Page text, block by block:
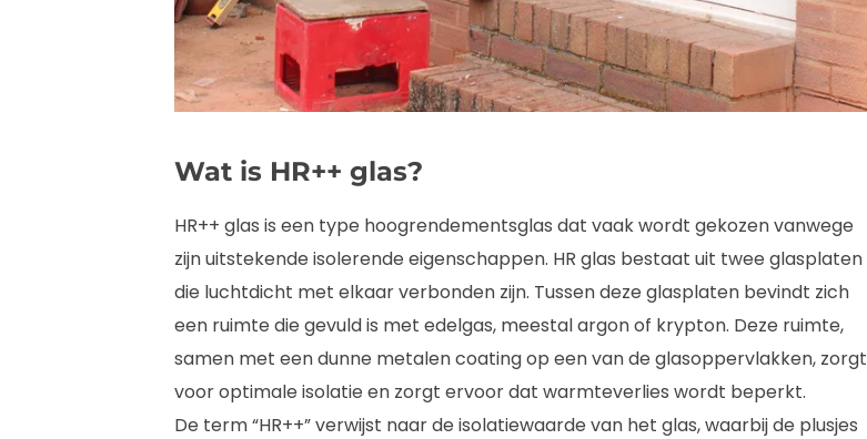
Wat is HR++ glas?
HR++ glas is een type hoogrendementsglas dat vaak wordt gekozen vanwege
zijn uitstekende isolerende eigenschappen. HR glas bestaat uit twee glasplaten
die luchtdicht met elkaar verbonden zijn. Tussen deze glasplaten bevindt zich
een ruimte die gevuld is met edelgas, meestal argon of krypton. Deze ruimte,
samen met een dunne metalen coating op een van de glasoppervlakken, zorgt
voor optimale isolatie en zorgt ervoor dat warmteverlies wordt beperkt.
De term “HR++” verwijst naar de isolatiewaarde van het glas, waarbij de plusjes